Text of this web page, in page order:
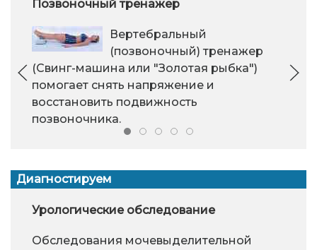
Позвоночный тренажер
Вертебральный
(позвоночный) тренажер
(Свинг-машина или "Золотая рыбка")
помогает снять напряжение и
восстановить подвижность
позвоночника.
Диагностируем
Урологические обследование
Обследования мочевыделительной